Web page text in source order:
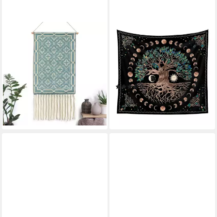
FELIXLEO
Wandteppich Wandteppich
Wandbehang Bohemian-Stil
handgefertigt Baumwolle 1
Stücke
25,99 €
UVP31,19 €
-17%
lieferbar in 3 Wochen
TUWENA
Wandteppich Baum des
Lebens Mondphasen Tapestry
Psychedelisches Mandala
Wandbehang
(3)
ab 14,99 € UVP19,99 €
-25%